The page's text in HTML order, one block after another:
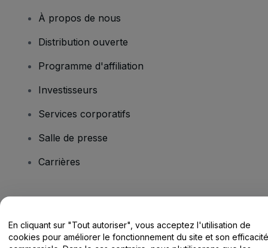
À propos de nous
Distribution ouverte
Programme d'affiliation
Investisseurs
Services corporatifs
Salle de presse
Carrières
Centre d'assistance / Nous contacter
En cliquant sur "Tout autoriser", vous acceptez l'utilisation de
cookies pour améliorer le fonctionnement du site et son efficacité